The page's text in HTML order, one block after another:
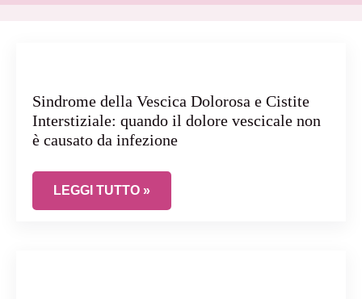
Sindrome della Vescica Dolorosa e Cistite
Interstiziale: quando il dolore vescicale non
è causato da infezione
SINDROME DELLA VESCICA DOLOROSA E
LEGGI TUTTO »